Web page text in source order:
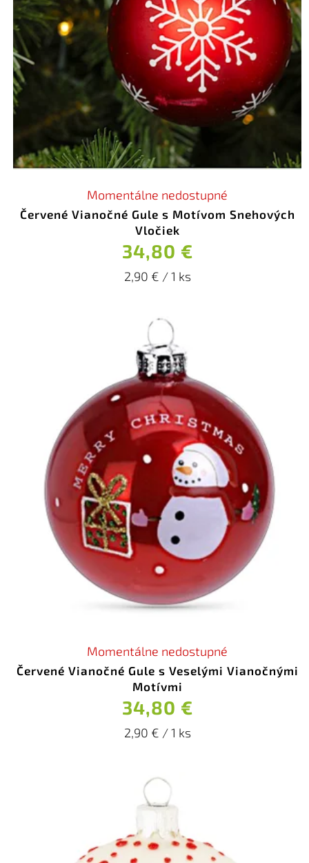
Červené Vianočné Gule s Motívom Snehových
Vločiek
Momentálne nedostupné
34,80 €
2,90 € / 1 ks
Červené Vianočné Gule s Veselými Vianočnými
Motívmi
Momentálne nedostupné
34,80 €
2,90 € / 1 ks